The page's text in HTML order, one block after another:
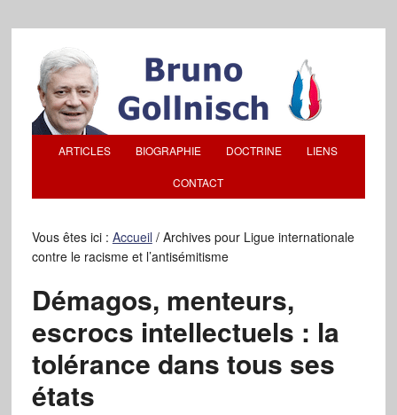
ARTICLES BIOGRAPHIE DOCTRINE LIENS
CONTACT
Vous êtes ici : Accueil /Archives pour Ligue internationale
contre le racisme et l’antisémitisme
Démagos, menteurs,
escrocs intellectuels : la
tolérance dans tous ses
états